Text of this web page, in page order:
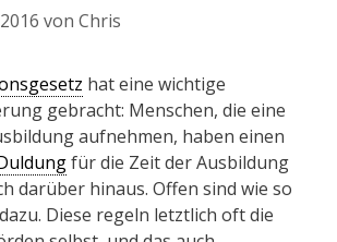
von Chris
hat eine wichtige
gebracht: Menschen, die eine
aufnehmen, haben einen
für die Zeit der Ausbildung
darüber hinaus. Offen sind wie so
Diese regeln letztlich oft die